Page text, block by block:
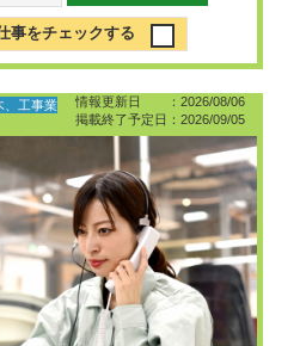
事をチェックする
情報更新日 ：2026/08/06
掲載終了予定日：2026/09/05
、工事業